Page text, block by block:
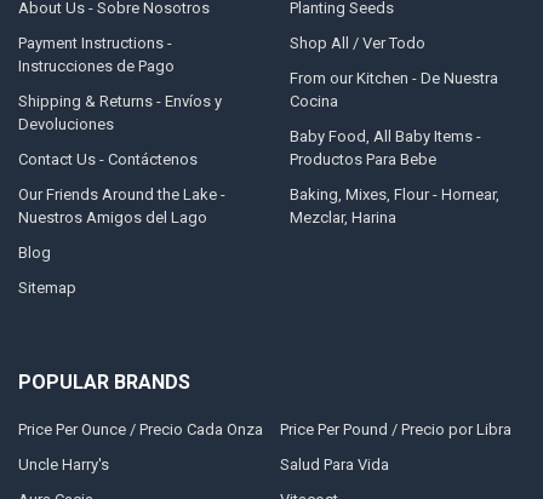
About Us - Sobre Nosotros
Payment Instructions -
Instrucciones de Pago
Shipping & Returns - Envíos y
Devoluciones
Contact Us - Contáctenos
Our Friends Around the Lake -
Nuestros Amigos del Lago
Blog
Sitemap
Planting Seeds
Shop All / Ver Todo
From our Kitchen - De Nuestra
Cocina
Baby Food, All Baby Items -
Productos Para Bebe
Baking, Mixes, Flour - Hornear,
Mezclar, Harina
POPULAR BRANDS
Price Per Ounce / Precio Cada Onza
Uncle Harry's
Price Per Pound / Precio por Libra
Salud Para Vida